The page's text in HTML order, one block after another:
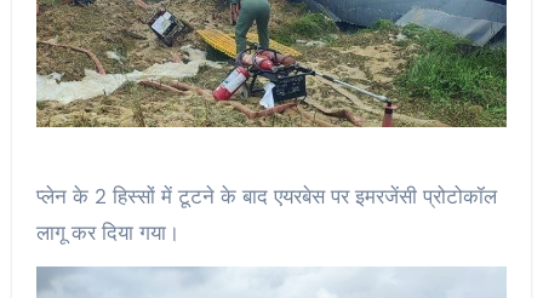
प्लेन के 2 हिस्सों में टूटने के बाद एयरबेस पर इमरजेंसी प्रोटोकॉल
लागू कर दिया गया।